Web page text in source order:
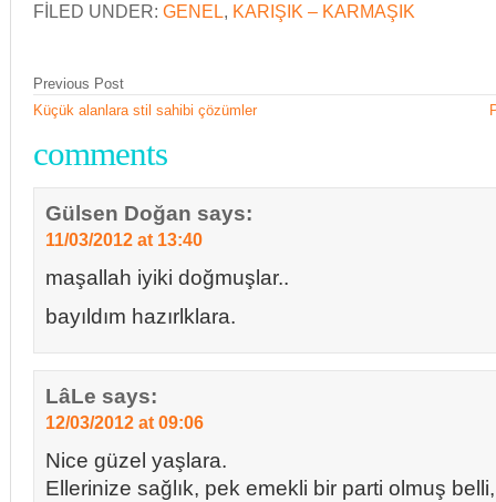
FILED UNDER: GENEL, KARIŞIK – KARMAŞIK
Previous Post
Küçük alanlara stil sahibi çözümler
comments
Gülsen Doğan says:
11/03/2012 at 13:40
maşallah iyiki doğmuşlar..
bayıldım hazırlklara.
LâLe says:
12/03/2012 at 09:06
Nice güzel yaşlara.
Ellerinize sağlık, pek emekli bir parti olmuş